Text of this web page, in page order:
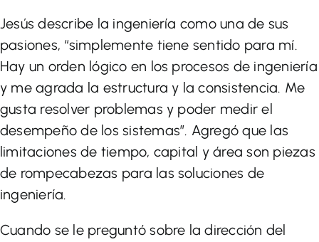
Jesús describe la ingeniería como una de sus
pasiones, “simplemente tiene sentido para mí.
Hay un orden lógico en los procesos de ingeniería
y me agrada la estructura y la consistencia. Me
gusta resolver problemas y poder medir el
desempeño de los sistemas”. Agregó que las
limitaciones de tiempo, capital y área son piezas
de rompecabezas para las soluciones de
ingeniería.
Cuando se le preguntó sobre la dirección del